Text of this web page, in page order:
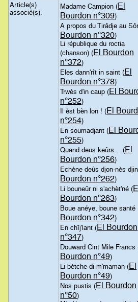
Article(s)
associé(s):
Madame Campion (El
Bourdon n°309)
A propos du Tirâdje au
Bourdon n°320)
Li république du roctia
(chanson) (El Bourdon
n°372)
Eles dann'rît in saint (El
Bourdon n°378)
Trwès d'in caup (El
n°252)
Il èst bèn lon ! (El
n°254)
En soumadjant (El
n°255)
Quand deus keûrs… (El
Bourdon n°256)
Echène deûs djon-nès
Bourdon n°262)
Li bouneûr ni s'achèt'né (
Bourdon n°263)
Boue anéye, boune santé
Bourdon n°342)
En chîj'lant (El Bourdon
n°347)
Douward Cint Mile Francs
Bourdon n°49)
Li bètche di m'maman (El
Bourdon n°49)
Nos pustis (El Bourdon
n°50)